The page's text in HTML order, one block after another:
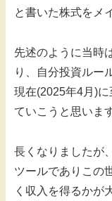
と書いた株式をメ
先述のように当時
り、自分投資ルー
現在(2025年4月)
ていこうと思いま
長くなりましたが
ツールでありこの
く収入を得るかが